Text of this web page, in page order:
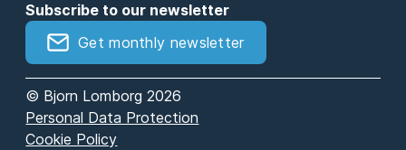
Subscribe to our newsletter
Get monthly newsletter
© Bjorn Lomborg 2026
Personal Data Protection
Cookie Policy